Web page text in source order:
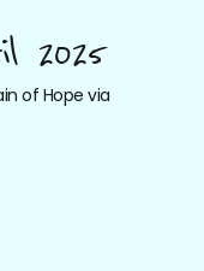
2025
of Hope via